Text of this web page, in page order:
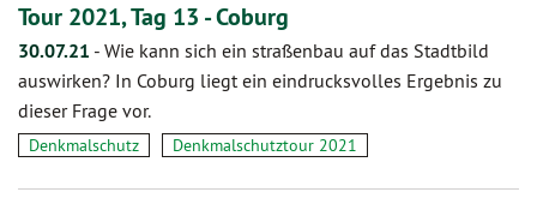
Tour 2021, Tag 13 - Coburg
30.07.21 - Wie kann sich ein straßenbau auf das Stadtbild
auswirken? In Coburg liegt ein eindrucksvolles Ergebnis zu
dieser Frage vor.
Denkmalschutz Denkmalschutztour 2021